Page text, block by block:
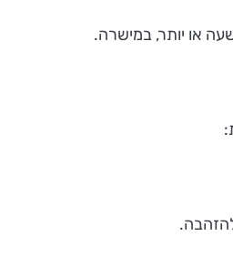
או יותר, במישרה.